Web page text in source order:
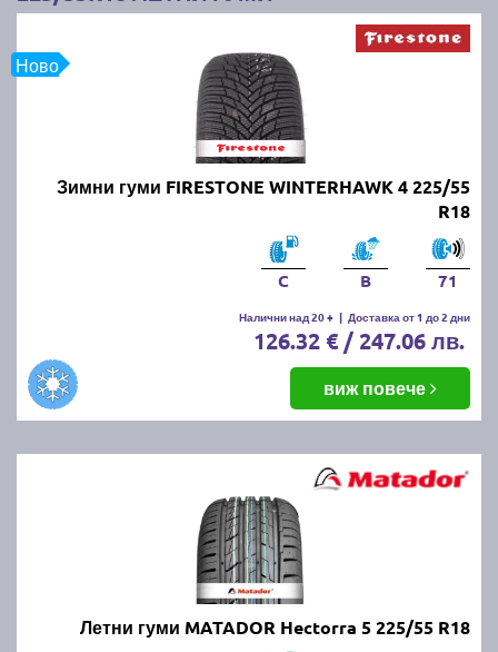
Ново
Зимни гуми FIRESTONE WINTERHAWK 4 225/55
R18
C B 71
Налични над 20 + | Доставка от 1 до 2 дни
126.32 € / 247.06 лв.
виж повече
Летни гуми MATADOR Hectorra 5 225/55 R18